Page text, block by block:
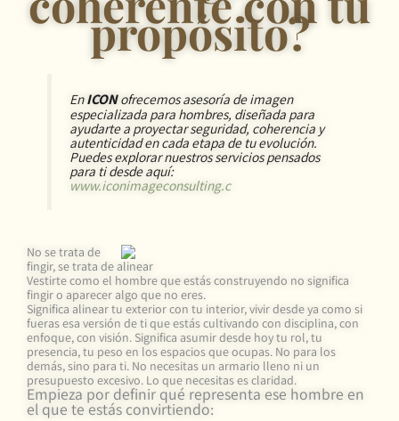
propósito?
EnICONofrecemos asesoría de imagen
especializada para hombres, diseñada para
ayudarte a proyectar seguridad, coherencia y
autenticidad en cada etapa de tu evolución.
Puedes explorar nuestros servicios pensados
para ti desde aquí:
www.iconimageconsulting.c
No se trata de
fingir, se trata de alinear
Vestirte como el hombre que estás construyendo no significa
fingir o aparecer algo que no eres.
Significa alinear tu exterior con tu interior, vivir desde ya como si
fueras esa versión de ti que estás cultivando con disciplina, con
enfoque, con visión. Significa asumir desde hoy tu rol, tu
presencia, tu peso en los espacios que ocupas. No para los
demás, sino para ti. No necesitas un armario lleno ni un
presupuesto excesivo. Lo que necesitas es claridad.
Empieza por definir qué representa ese hombre en
el que te estás convirtiendo: